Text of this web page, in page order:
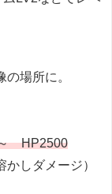
の場所に。
HP2500
しダメージ）